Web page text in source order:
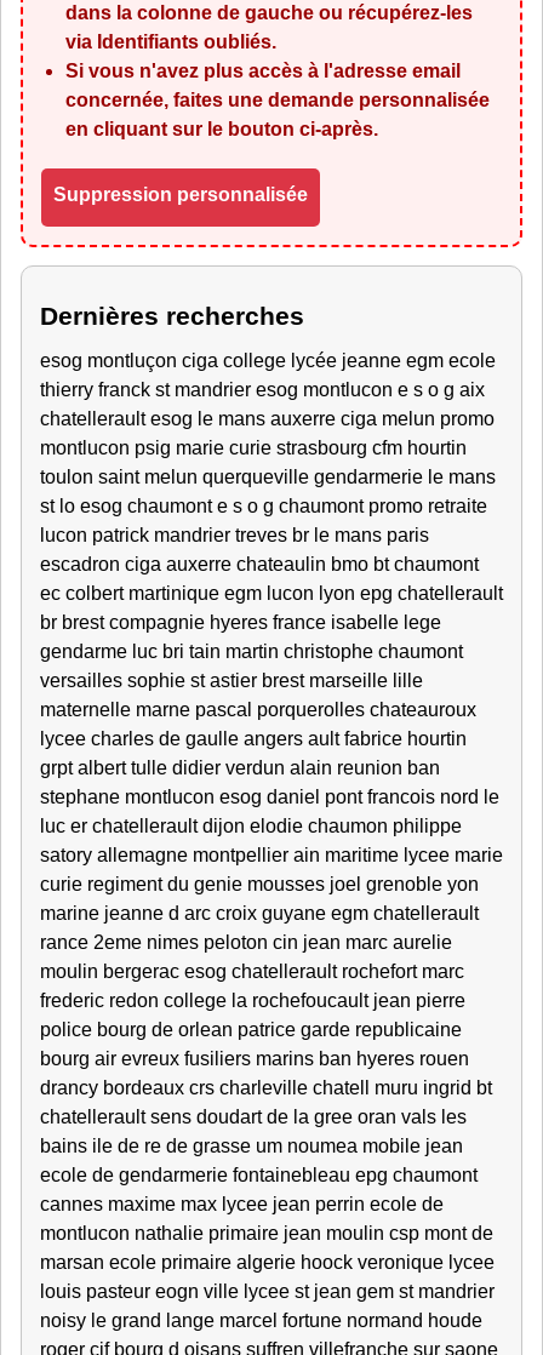
dans la colonne de gauche ou récupérez-les
via Identifiants oubliés.
Si vous n'avez plus accès à l'adresse email
concernée, faites une demande personnalisée
en cliquant sur le bouton ci-après.
Suppression personnalisée
Dernières recherches
esog montluçon ciga college lycée jeanne egm ecole
thierry franck st mandrier esog montlucon e s o g aix
chatellerault esog le mans auxerre ciga melun promo
montlucon psig marie curie strasbourg cfm hourtin
toulon saint melun querqueville gendarmerie le mans
st lo esog chaumont e s o g chaumont promo retraite
lucon patrick mandrier treves br le mans paris
escadron ciga auxerre chateaulin bmo bt chaumont
ec colbert martinique egm lucon lyon epg chatellerault
br brest compagnie hyeres france isabelle lege
gendarme luc bri tain martin christophe chaumont
versailles sophie st astier brest marseille lille
maternelle marne pascal porquerolles chateauroux
lycee charles de gaulle angers ault fabrice hourtin
grpt albert tulle didier verdun alain reunion ban
stephane montlucon esog daniel pont francois nord le
luc er chatellerault dijon elodie chaumon philippe
satory allemagne montpellier ain maritime lycee marie
curie regiment du genie mousses joel grenoble yon
marine jeanne d arc croix guyane egm chatellerault
rance 2eme nimes peloton cin jean marc aurelie
moulin bergerac esog chatellerault rochefort marc
frederic redon college la rochefoucault jean pierre
police bourg de orlean patrice garde republicaine
bourg air evreux fusiliers marins ban hyeres rouen
drancy bordeaux crs charleville chatell muru ingrid bt
chatellerault sens doudart de la gree oran vals les
bains ile de re de grasse um noumea mobile jean
ecole de gendarmerie fontainebleau epg chaumont
cannes maxime max lycee jean perrin ecole de
montlucon nathalie primaire jean moulin csp mont de
marsan ecole primaire algerie hoock veronique lycee
louis pasteur eogn ville lycee st jean gem st mandrier
noisy le grand lange marcel fortune normand houde
roger cif bourg d oisans suffren villefranche sur saone